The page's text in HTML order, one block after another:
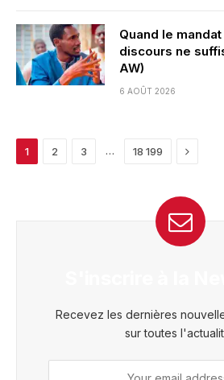
Quand le
discours ne
AW)
6 AOÛT 2026
1 2 3 … 18 199 Next
Recevez les dernières
sur toutes